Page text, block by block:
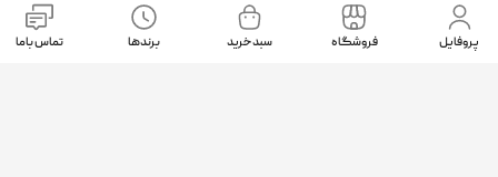
نمادهای اعتماد
پروفایل فروشگاه سبد خرید برندها تماس باما